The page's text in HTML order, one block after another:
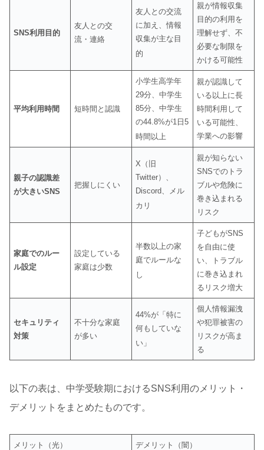
SNS利用目的
友人との交
流・連絡
友人との交流
に加え、情報
収集が主な目
的
親が情報収集
目的の利用を
理解せず、不
必要な制限を
かける可能性
平均利用時間 短時間と認識
小学生高学年
29分、中学生
85分、中学生
の44.8%が1日5
時間以上
親が認識して
いる以上に長
時間利用して
いる可能性、
学業への影響
親子の認識差
が大きいSNS
把握しにくい
X（旧
Twitter）、
Discord、メル
カリ
親が知らない
SNSでのトラ
ブルや危険に
巻き込まれる
リスク
家庭でのルー
ル設定
設定している
家庭は少数
半数以上の家
庭でルールな
し
子どもがSNS
を自由に使
い、トラブル
に巻き込まれ
るリスク増大
セキュリティ
対策
不十分な家庭
が多い
44%が「特に
何もしていな
い」
個人情報漏洩
や犯罪被害の
リスクが高ま
る
以下の表は、中学受験期におけるSNS利用のメリット・
デメリットをまとめたものです。
メリット（光） デメリット（闇）